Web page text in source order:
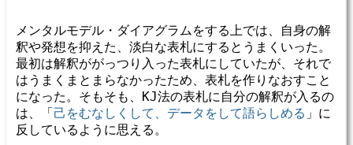
メンタルモデル・ダイアグラムをする上では、自身の解
釈や発想を抑えた、淡白な表札にするとうまくいった。
最初は解釈ががっつり入った表札にしていたが、それで
はうまくまとまらなかったため、表札を作りなおすこと
になった。そもそも、KJ法の表札に自分の解釈が入るの
は、「己をむなしくして、データをして語らしめる 」に
反しているように思える。